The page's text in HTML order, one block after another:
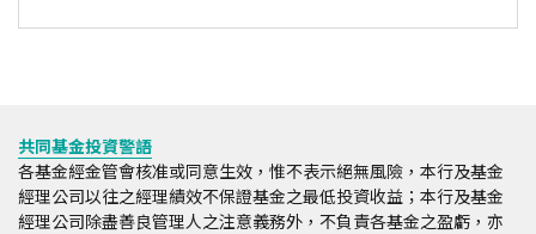
共同基金投資警語
各基金經金管會核准或同意生效，惟不表示絕無風險，本行及基金
經理公司以往之經理績效不保證基金之最低投資收益；本行及基金
經理公司除盡善良管理人之注意義務外，不負責各基金之盈虧，亦